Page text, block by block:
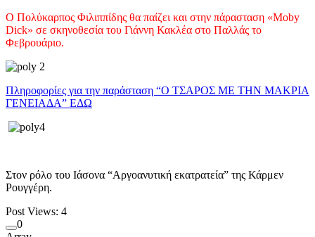
Ο Πολύκαρπος Φιλιππίδης θα παίζει και στην πάρασταση «Moby
Dick» σε σκηνοθεσία του Γιάννη Κακλέα στο Παλλάς το
Φεβρουάριο.
Πληροφορίες για την παράσταση “Ο ΤΣΑΡΟΣ ΜΕ ΤΗΝ ΜΑΚΡΙΑ
ΓΕΝΕΙΑΔΑ” ΕΔΩ
Στον ρόλο του Ιάσονα “Αργοανυτική εκατρατεία” της Κάρμεν
Ρουγγέρη.
Post Views: 4
0